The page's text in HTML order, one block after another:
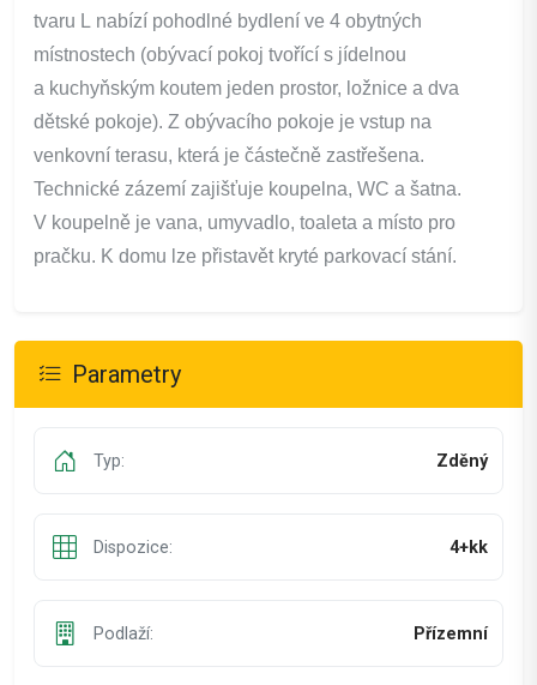
tvaru L nabízí pohodlné bydlení ve 4 obytných
místnostech (obývací pokoj tvořící s jídelnou
a kuchyňským koutem jeden prostor, ložnice a dva
dětské pokoje). Z obývacího pokoje je vstup na
venkovní terasu, která je částečně zastřešena.
Technické zázemí zajišťuje koupelna, WC a šatna.
V koupelně je vana, umyvadlo, toaleta a místo pro
pračku. K domu lze přistavět kryté parkovací stání.
Parametry
Typ: Zděný
Dispozice: 4+kk
Podlaží: Přízemní